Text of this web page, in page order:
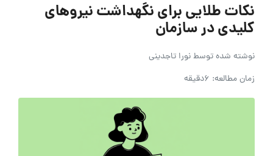
نکات طلایی برای نگهداشت نیرو‌های
کلیدی در سازمان
نوشته شده توسطنورا تاجدینی
زمان مطالعه: 6دقیقه